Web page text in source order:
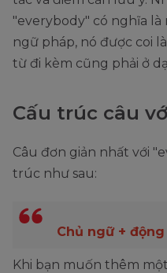
"everybody" có nghĩa
ngữ pháp, nó được coi
từ đi kèm cũng phải ở
Cấu trúc câu
Câu đơn giản nhất với
trúc như sau:
Chủ ngữ +
Khi bạn muốn thêm